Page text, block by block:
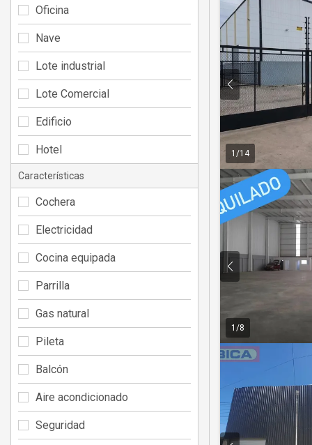
1 /14
1 /8
Oficina
Nave
Lote industrial
Lote Comercial
Edificio
Hotel
Características
Cochera
Electricidad
Cocina equipada
Parrilla
Gas natural
Pileta
Balcón
Aire acondicionado
Seguridad